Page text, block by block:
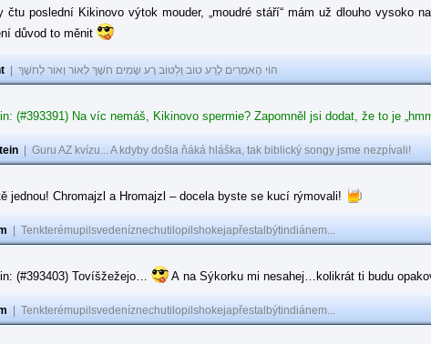
čtu poslední Kikinovo výtok mouder, „moudré stáří“ mám už dlouho vysoko
důvod to měnit
הוֹי הָאֹמְרִים לָרַע טוֹב וְלַטּוֹב רָע שָׂמִים חֹשֶׁךְ לְאוֹר וְאוֹר לְחֹשֶׁךְ
(#393391) Na víc nemáš, Kikinovo spermie? Zapomněl jsi dodat, že to je
Guru AZ kvízu... A kdyby došla ňáká hláška, tak biblický songy jsme nezpívali!
jednou! Chromajzl a Hromajzl – docela byste se kucí rýmovali!
Tenkterémupilsvedeníznechutilopilshokejapřestalbýtindiánem...
(#393403) Tovíšžežejo… A na Sýkorku mi nesahej…kolikrát ti budu
Tenkterémupilsvedeníznechutilopilshokejapřestalbýtindiánem...